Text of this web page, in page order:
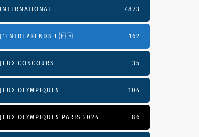
INTERNATIONAL 4873
J'ENTREPRENDS ! 🇫🇷 162
JEUX CONCOURS 35
JEUX OLYMPIQUES 104
JEUX OLYMPIQUES PARIS 2024 86